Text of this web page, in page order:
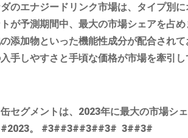
のエナジードリンク市場は、タイプ別
トが予測期間中、最大の市場シェアを占
添加物といった機能性成分が配合され
手しやすさと手頃な価格が市場を牽引し
缶セグメントは、2023年に最大の市場シ
#2023。 #3##3##3##3# 3##3#